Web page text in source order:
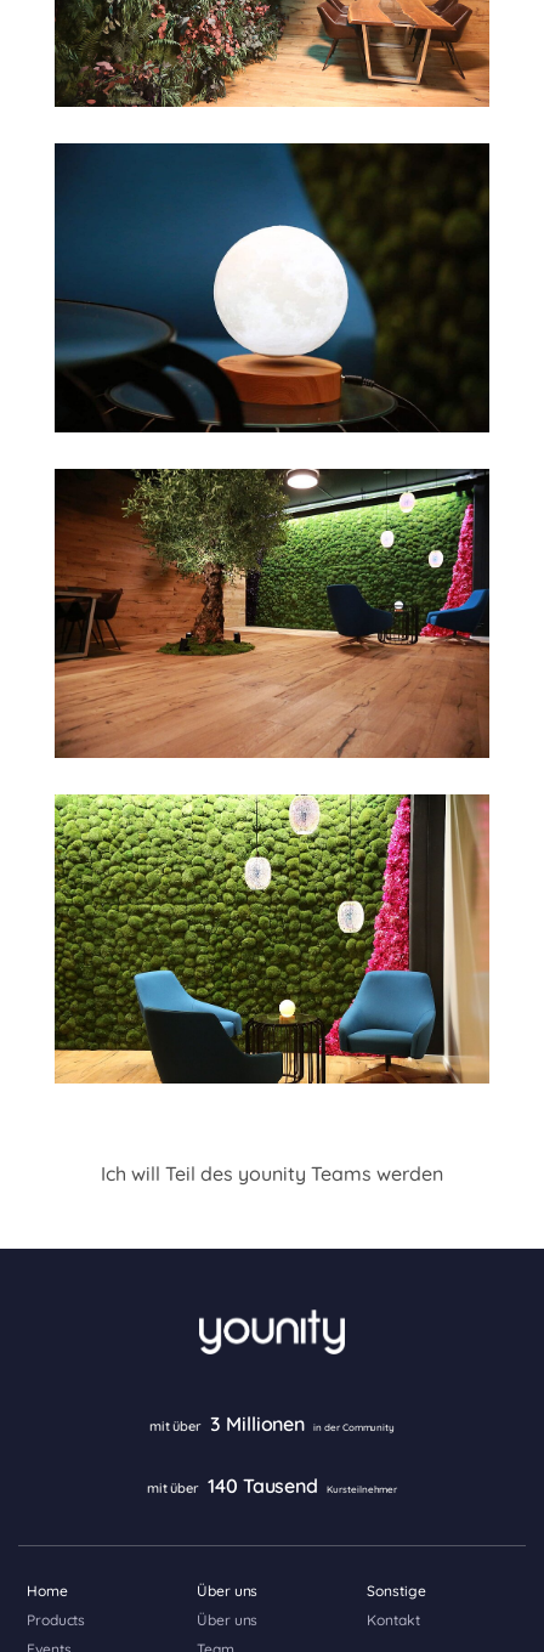
Ich will Teil des younity Teams werden
mit über 3 Millionen in der Community
mit über 140 Tausend Kursteilnehmer
Home
Products
Über uns
Über uns
Sonstige
Kontakt